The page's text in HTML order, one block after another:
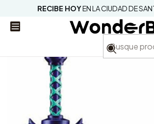
RECIBE HOYEN LA CIUDAD DE